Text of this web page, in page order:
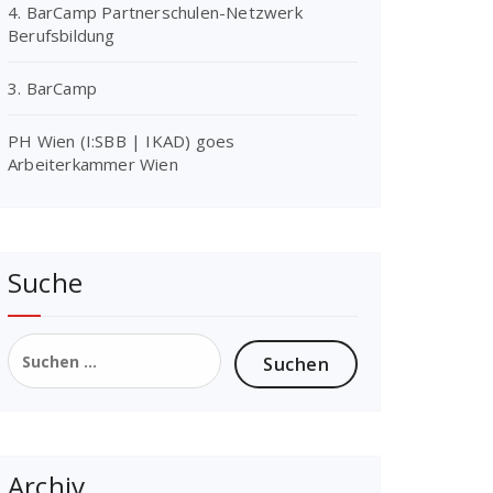
4. BarCamp Partnerschulen-Netzwerk
Berufsbildung
3. BarCamp
PH Wien (I:SBB | IKAD) goes
Arbeiterkammer Wien
Suche
Suchen
nach: